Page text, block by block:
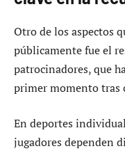
Otro de los aspectos
públicamente fue el
patrocinadores, que
primer momento tras
En deportes
jugadores dependen